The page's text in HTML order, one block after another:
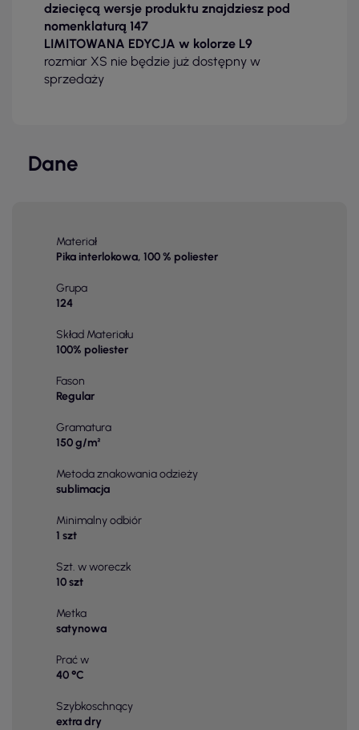
dziecięcą wersje produktu znajdziesz pod
nomenklaturą 147
LIMITOWANA EDYCJA w kolorze L9
rozmiar XS nie będzie już dostępny w
sprzedaży
Dane
Materiał
Pika interlokowa, 100 % poliester
Grupa
124
Skład Materiału
100% poliester
Fason
Regular
Gramatura
150 g/m²
Metoda znakowania odzieży
sublimacja
Minimalny odbiór
1 szt
Szt. w woreczk
10 szt
Metka
satynowa
Prać w
40 °C
Szybkoschnący
extra dry